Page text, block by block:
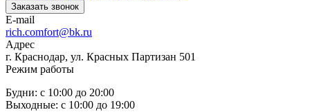
Заказать звонок
E-mail
rich.comfort@bk.ru
Адрес
г. Краснодар, ул. Красных Партизан 501
Режим работы
Будни: с 10:00 до 20:00
Выходные: с 10:00 до 19:00